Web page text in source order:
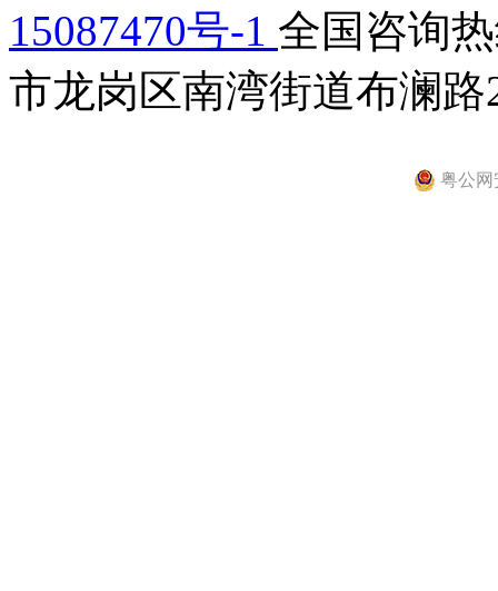
15087470号-1 全国咨询
市龙岗区南湾街道布澜
粤公网